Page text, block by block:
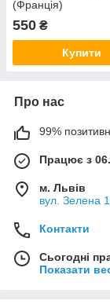
(Франція)
550 ₴
Купити
Про нас
99%
Працює з
м. Львів
вул. Зелена
Контакти
Сьогодні
Показати